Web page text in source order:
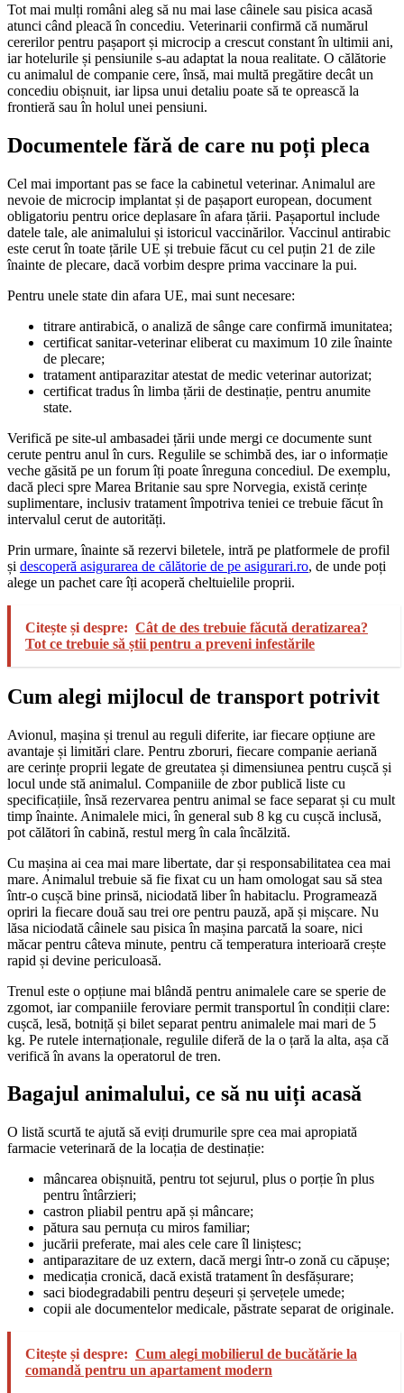
Tot mai mulți români aleg să nu mai lase câinele sau pisica acasă
atunci când pleacă în concediu. Veterinarii confirmă că numărul
cererilor pentru pașaport și microcip a crescut constant în ultimii ani,
iar hotelurile și pensiunile s-au adaptat la noua realitate. O călătorie
cu animalul de companie cere, însă, mai multă pregătire decât un
concediu obișnuit, iar lipsa unui detaliu poate să te oprească la
frontieră sau în holul unei pensiuni.
Documentele fără de care nu poți pleca
Cel mai important pas se face la cabinetul veterinar. Animalul are
nevoie de microcip implantat și de pașaport european, document
obligatoriu pentru orice deplasare în afara țării. Pașaportul include
datele tale, ale animalului și istoricul vaccinărilor. Vaccinul antirabic
este cerut în toate țările UE și trebuie făcut cu cel puțin 21 de zile
înainte de plecare, dacă vorbim despre prima vaccinare la pui.
Pentru unele state din afara UE, mai sunt necesare:
titrare antirabică, o analiză de sânge care confirmă imunitatea;
certificat sanitar-veterinar eliberat cu maximum 10 zile înainte
de plecare;
tratament antiparazitar atestat de medic veterinar autorizat;
certificat tradus în limba țării de destinație, pentru anumite
state.
Verifică pe site-ul ambasadei țării unde mergi ce documente sunt
cerute pentru anul în curs. Regulile se schimbă des, iar o informație
veche găsită pe un forum îți poate înreguna concediul. De exemplu,
dacă pleci spre Marea Britanie sau spre Norvegia, există cerințe
suplimentare, inclusiv tratament împotriva teniei ce trebuie făcut în
intervalul cerut de autorități.
Prin urmare, înainte să rezervi biletele, intră pe platformele de profil
și descoperă asigurarea de călătorie de pe asigurari.ro, de unde poți
alege un pachet care îți acoperă cheltuielile proprii.
Citește și despre: Cât de des trebuie făcută deratizarea?
Tot ce trebuie să știi pentru a preveni infestările
Cum alegi mijlocul de transport potrivit
Avionul, mașina și trenul au reguli diferite, iar fiecare opțiune are
avantaje și limitări clare. Pentru zboruri, fiecare companie aeriană
are cerințe proprii legate de greutatea și dimensiunea pentru cușcă și
locul unde stă animalul. Companiile de zbor publică liste cu
specificațiile, însă rezervarea pentru animal se face separat și cu mult
timp înainte. Animalele mici, în general sub 8 kg cu cușcă inclusă,
pot călători în cabină, restul merg în cala încălzită.
Cu mașina ai cea mai mare libertate, dar și responsabilitatea cea mai
mare. Animalul trebuie să fie fixat cu un ham omologat sau să stea
într-o cușcă bine prinsă, niciodată liber în habitaclu. Programează
opriri la fiecare două sau trei ore pentru pauză, apă și mișcare. Nu
lăsa niciodată câinele sau pisica în mașina parcată la soare, nici
măcar pentru câteva minute, pentru că temperatura interioară crește
rapid și devine periculoasă.
Trenul este o opțiune mai blândă pentru animalele care se sperie de
zgomot, iar companiile feroviare permit transportul în condiții clare:
cușcă, lesă, botniță și bilet separat pentru animalele mai mari de 5
kg. Pe rutele internaționale, regulile diferă de la o țară la alta, așa că
verifică în avans la operatorul de tren.
Bagajul animalului, ce să nu uiți acasă
O listă scurtă te ajută să eviți drumurile spre cea mai apropiată
farmacie veterinară de la locația de destinație:
mâncarea obișnuită, pentru tot sejurul, plus o porție în plus
pentru întârzieri;
castron pliabil pentru apă și mâncare;
pătura sau pernuța cu miros familiar;
jucării preferate, mai ales cele care îl liniștesc;
antiparazitare de uz extern, dacă mergi într-o zonă cu căpușe;
medicația cronică, dacă există tratament în desfășurare;
saci biodegradabili pentru deșeuri și șervețele umede;
copii ale documentelor medicale, păstrate separat de originale.
Citește și despre: Cum alegi mobilierul de bucătărie la
comandă pentru un apartament modern